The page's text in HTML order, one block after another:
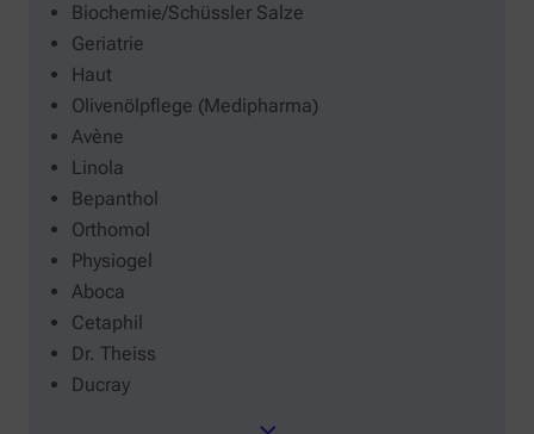
Biochemie/Schüssler Salze
Geriatrie
Haut
Olivenölpflege (Medipharma)
Avène
Linola
Bepanthol
Orthomol
Physiogel
Aboca
Cetaphil
Dr. Theiss
Ducray